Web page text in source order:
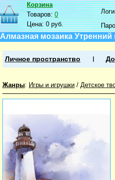
Корзина
Товаров:0
Цена:0 руб.
Алмазная мозаика Утренний
Личное пространство
Жанры: Игры и игрушки / Детское